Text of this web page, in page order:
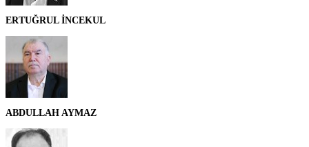
ERTUĞRUL İNCEKUL
ABDULLAH AYMAZ